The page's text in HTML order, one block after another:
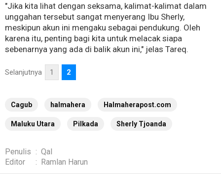
"Jika kita lihat dengan seksama, kalimat-kalimat dalam
unggahan tersebut sangat menyerang Ibu Sherly,
meskipun akun ini mengaku sebagai pendukung. Oleh
karena itu, penting bagi kita untuk melacak siapa
sebenarnya yang ada di balik akun ini," jelas Tareq.
Selanjutnya 1 2
Cagub halmahera Halmaherapost.com
Maluku Utara Pilkada Sherly Tjoanda
Penulis : Qal
Editor
: Ramlan Harun